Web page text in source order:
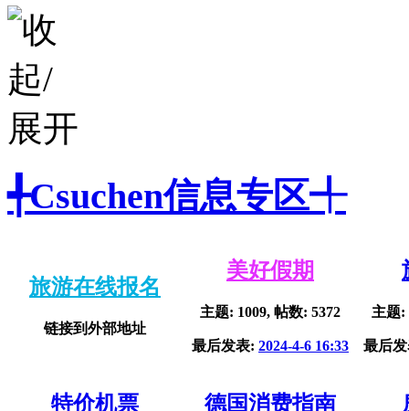
╃Csuchen信息专区╃
旅游在线报名
链接到外部地址
美好假期
主题: 1009, 帖数: 5372
最后发表: 2024-4-6 16:33
主题:
最后
特价机票 德国消费指南